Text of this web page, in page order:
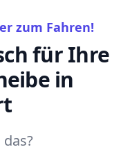
zum Fahren!
für Ihre
in